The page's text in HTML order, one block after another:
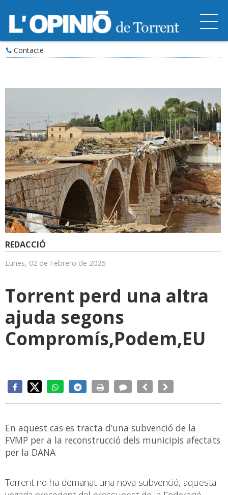
Contacte
REDACCIÓ
Lunes, 02 de Febrero de 2026
Torrent perd una altra
ajuda segons
Compromís,Podem,EU
En aquest cas es tracta d’una subvenció de la
FVMP per a la reconstrucció dels municipis afectats
per la DANA
Torrent no ha demanat una nova subvenció, aquesta